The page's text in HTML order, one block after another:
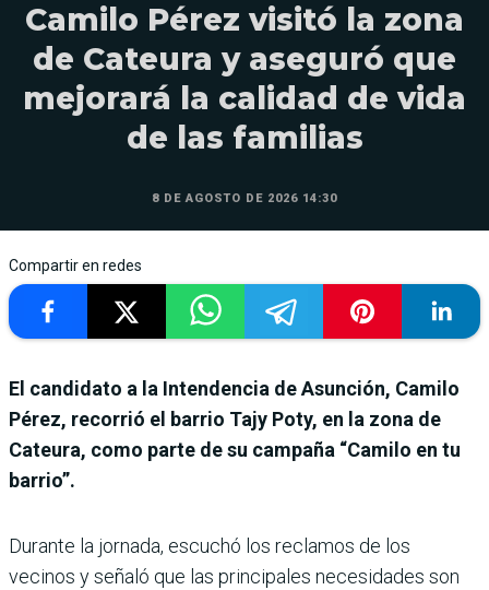
Camilo Pérez visitó la zona
de Cateura y aseguró que
mejorará la calidad de vida
de las familias
8 DE AGOSTO DE 2026 14:30
Compartir en redes
El candidato a la Intendencia de Asunción, Camilo
Pérez, recorrió el barrio Tajy Poty, en la zona de
Cateura, como parte de su campaña “Camilo en tu
barrio”.
Durante la jornada, escuchó los reclamos de los
vecinos y señaló que las principales necesidades son